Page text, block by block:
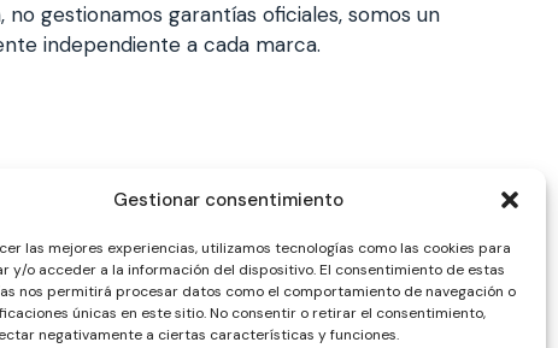
Gestionar consentimiento
las mejores experiencias, utilizamos tecnologías como las cookies para
y/o acceder a la información del dispositivo. El consentimiento de estas
nos permitirá procesar datos como el comportamiento de navegación o
únicas en este sitio. No consentir o retirar el consentimiento,
negativamente a ciertas características y funciones.
no gestionamos garantías oficiales, somos un
independiente a cada marca.